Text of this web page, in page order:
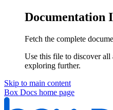
Documentation
Fetch the complete
Use this file to discover all
exploring further.
Skip to main content
Box Docs home page